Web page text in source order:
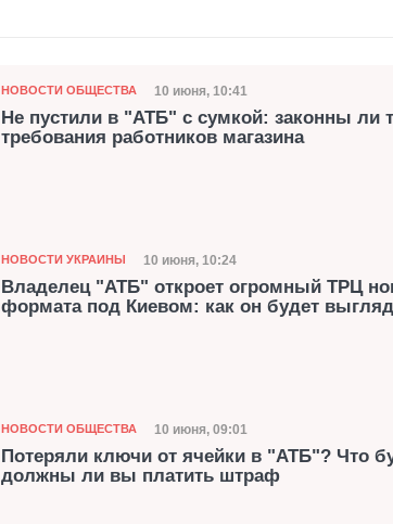
Категория
НОВОСТИ ОБЩЕСТВА Дата публикации
10 июня, 10:41
Не пустили в "АТБ" с сумкой: законны ли
требования работников магазина
Категория
НОВОСТИ УКРАИНЫ Дата публикации
10 июня, 10:24
Владелец "АТБ" откроет огромный ТРЦ
формата под Киевом: как он будет
Категория
НОВОСТИ ОБЩЕСТВА Дата публикации
10 июня, 09:01
Потеряли ключи от ячейки в "АТБ"? Что
должны ли вы платить штраф